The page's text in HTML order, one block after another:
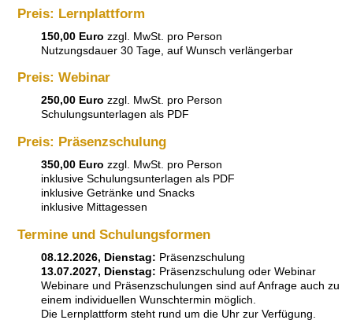
Preis: Lernplattform
150,00 Euro zzgl. MwSt. pro Person
Nutzungsdauer 30 Tage, auf Wunsch verlängerbar
Preis: Webinar
250,00 Euro zzgl. MwSt. pro Person
Schulungsunterlagen als PDF
Preis: Präsenzschulung
350,00 Euro zzgl. MwSt. pro Person
inklusive Schulungsunterlagen als PDF
inklusive Getränke und Snacks
inklusive Mittagessen
Termine und Schulungsformen
08.12.2026, Dienstag: Präsenzschulung
13.07.2027, Dienstag: Präsenzschulung oder Webinar
Webinare und Präsenzschulungen sind auf Anfrage auch zu
einem individuellen Wunschtermin möglich.
Die Lernplattform steht rund um die Uhr zur Verfügung.